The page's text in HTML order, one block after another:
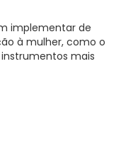
implementar de
à mulher, como o
mais